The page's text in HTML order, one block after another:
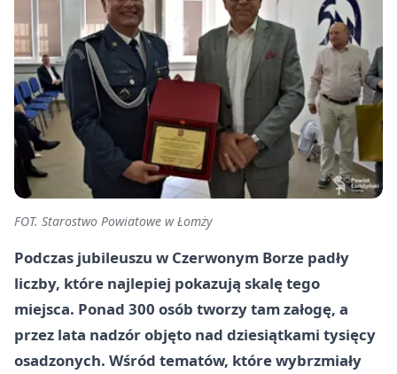
FOT. Starostwo Powiatowe w Łomży
Podczas jubileuszu w Czerwonym Borze padły
liczby, które najlepiej pokazują skalę tego
miejsca. Ponad 300 osób tworzy tam załogę, a
przez lata nadzór objęto nad dziesiątkami tysięcy
osadzonych. Wśród tematów, które wybrzmiały